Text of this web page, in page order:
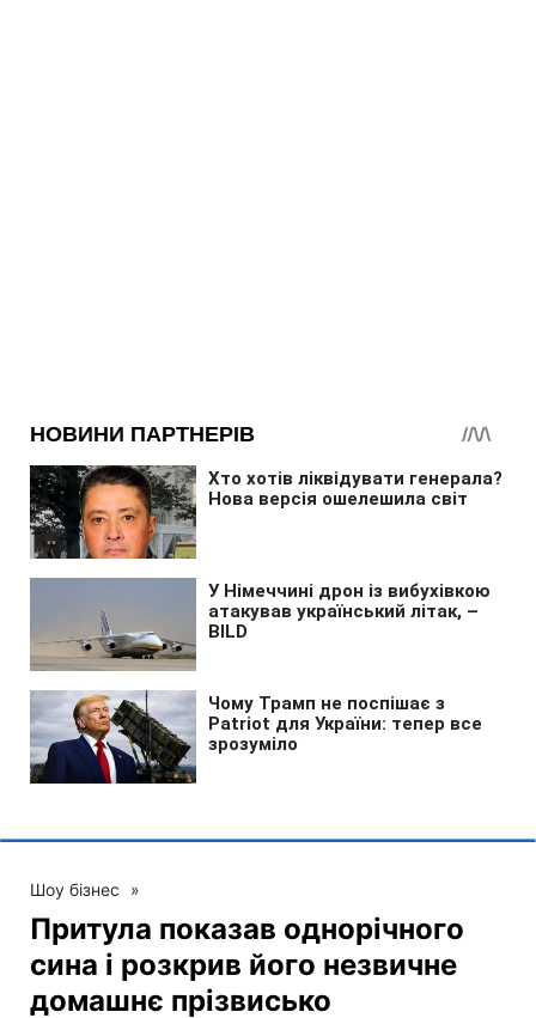
Шоу бізнес »
Притула показав однорічного
сина і розкрив його незвичне
домашнє прізвисько